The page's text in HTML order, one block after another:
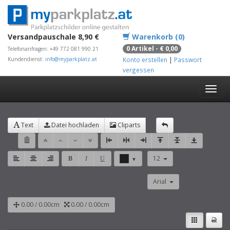
Versandpauschale 8,90 €
Telefonanfragen: +49 772 081 990 21
Kundendienst: info@myparkplatz.at
Warenkorb (0)
0 Artikel - € 0,00
Konto erstellen | Passwort
vergessen
Text Datei hochladen Cliparts
B I U ▼ 12
Arial
0.00/ 0.00 0.00/ 0.00cm